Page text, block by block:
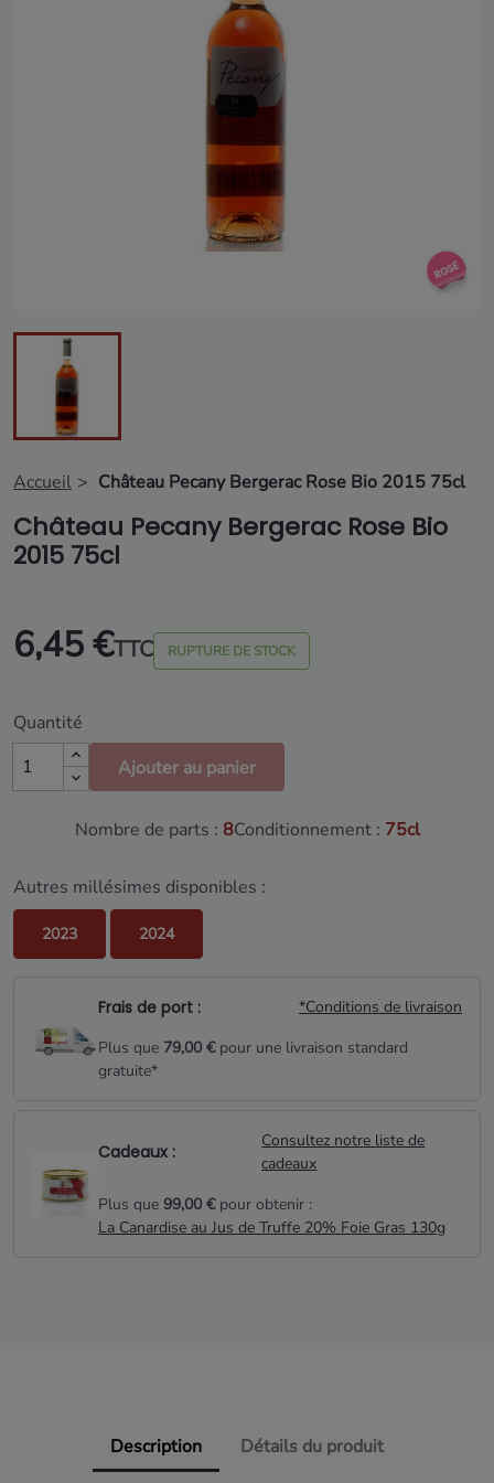
Accueil Château Pecany Bergerac Rose Bio 2015 75cl
Château Pecany Bergerac Rose Bio
2015 75cl
6,45 €TTC RUPTURE DE STOCK
Quantité
Ajouter au panier
Nombre de parts : 8Conditionnement : 75cl
Autres millésimes disponibles :
2023 2024
Frais de port :
*Conditions de livraison
Plus que 79,00 €pour une livraison standard
gratuite*
Cadeaux :
Consultez notre liste de
cadeaux
Plus que 99,00 €pour obtenir :
La Canardise au Jus de Truffe 20% Foie Gras 130g
Description
Détails du produit